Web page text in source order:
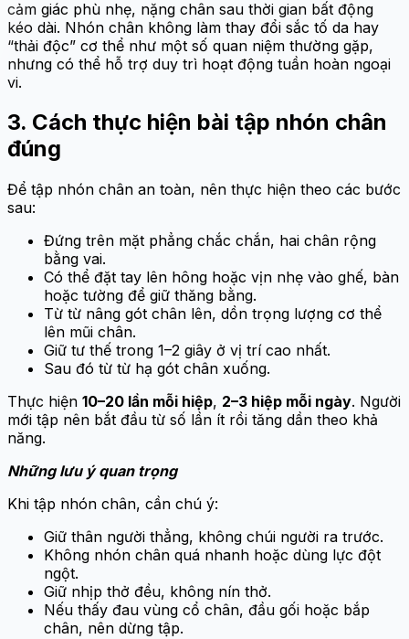
cảm giác phù nhẹ, nặng chân sau thời gian bất động
kéo dài. Nhón chân không làm thay đổi sắc tố da hay
“thải độc” cơ thể như một số quan niệm thường gặp,
nhưng có thể hỗ trợ duy trì hoạt động tuần hoàn ngoại
vi.
3. Cách thực hiện bài tập nhón chân
đúng
Để tập nhón chân an toàn, nên thực hiện theo các bước
sau:
Đứng trên mặt phẳng chắc chắn, hai chân rộng
bằng vai.
Có thể đặt tay lên hông hoặc vịn nhẹ vào ghế, bàn
hoặc tường để giữ thăng bằng.
Từ từ nâng gót chân lên, dồn trọng lượng cơ thể
lên mũi chân.
Giữ tư thế trong 1–2 giây ở vị trí cao nhất.
Sau đó từ từ hạ gót chân xuống.
Thực hiện 10–20 lần mỗi hiệp, 2–3 hiệp mỗi ngày. Người
mới tập nên bắt đầu từ số lần ít rồi tăng dần theo khả
năng.
Những lưu ý quan trọng
Khi tập nhón chân, cần chú ý:
Giữ thân người thẳng, không chúi người ra trước.
Không nhón chân quá nhanh hoặc dùng lực đột
ngột.
Giữ nhịp thở đều, không nín thở.
Nếu thấy đau vùng cổ chân, đầu gối hoặc bắp
chân, nên dừng tập.